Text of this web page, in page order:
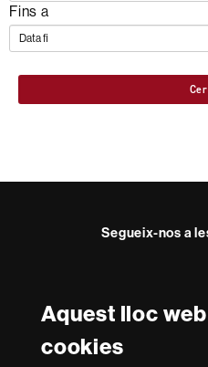
Aquest lloc
cookies
Fins a
Segueix-nos a
Reconeixement